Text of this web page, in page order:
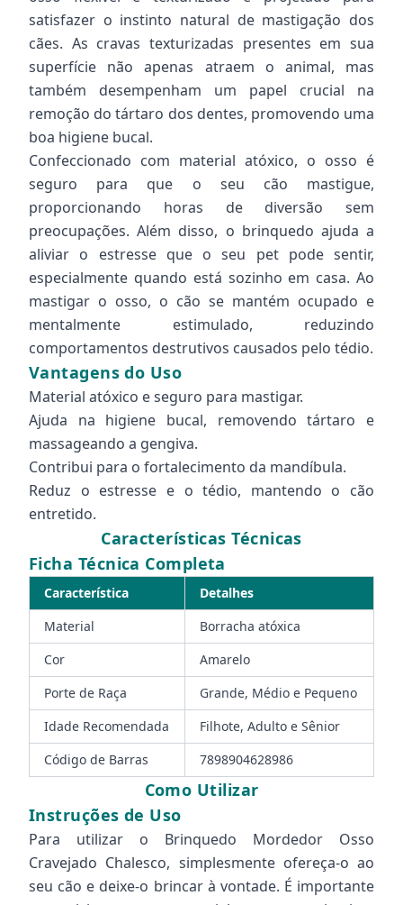
satisfazer o instinto natural de mastigação dos
cães. As cravas texturizadas presentes em sua
superfície não apenas atraem o animal, mas
também desempenham um papel crucial na
remoção do tártaro dos dentes, promovendo uma
boa higiene bucal.
Confeccionado com material atóxico, o osso é
seguro para que o seu cão mastigue,
proporcionando horas de diversão sem
preocupações. Além disso, o brinquedo ajuda a
aliviar o estresse que o seu pet pode sentir,
especialmente quando está sozinho em casa. Ao
mastigar o osso, o cão se mantém ocupado e
mentalmente estimulado, reduzindo
comportamentos destrutivos causados pelo tédio.
Vantagens do Uso
Material atóxico e seguro para mastigar.
Ajuda na higiene bucal, removendo tártaro e
massageando a gengiva.
Contribui para o fortalecimento da mandíbula.
Reduz o estresse e o tédio, mantendo o cão
entretido.
Características Técnicas
Ficha Técnica Completa
Característica
Detalhes
Material
Borracha atóxica
Cor
Amarelo
Porte de Raça
Grande, Médio e Pequeno
Idade Recomendada
Filhote, Adulto e Sênior
Código de Barras
7898904628986
Como Utilizar
Instruções de Uso
Para utilizar o Brinquedo Mordedor Osso
Cravejado Chalesco, simplesmente ofereça-o ao
seu cão e deixe-o brincar à vontade. É importante